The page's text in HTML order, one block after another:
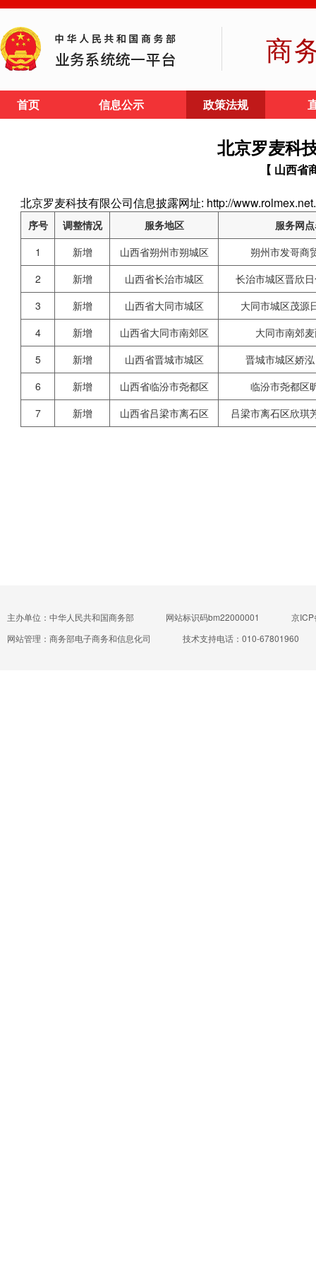
商
首页 信息公示 政策法规
北京罗麦科
【 山西省
北京罗麦科技有限公司信息披露网址: http://
序号 调整情况 服务地区
服务网
1
新增 山西省朔州市朔城区
朔州市发哥商
2
新增 山西省长治市城区
长治市城区晋欣
3
新增 山西省大同市城区
大同市城区茂源
4
新增 山西省大同市南郊区
大同市南郊
5
新增 山西省晋城市城区
晋城市城区娇
6
新增 山西省临汾市尧都区
临汾市尧都区
7
新增 山西省吕梁市离石区 吕梁市离石区欣琪
主办单位：中华人民共和国商务部 网站标识码bm22000001
京
网站管理：商务部电子商务和信息化司
技术支持电话：010-67801960